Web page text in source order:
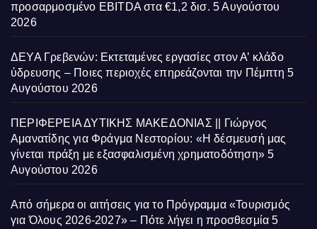
προσαρμοσμένο EBITDA στα €1,2 δισ. 5 Αυγούστου
2026
ΔΕΥΑ Γρεβενών: Εκτεταμένες εργασίες στον Α’ κλάδο
ύδρευσης – Ποιες περιοχές επηρεάζονται την Πέμπτη 5
Αυγούστου 2026
ΠΕΡΙΦΕΡΕΙΑ ΔΥΤΙΚΗΣ ΜΑΚΕΔΟΝΙΑΣ || Γιώργος
Αμανατίδης για Φράγμα Νεστορίου: «Η δέσμευσή μας
γίνεται πράξη με εξασφαλισμένη χρηματοδότηση» 5
Αυγούστου 2026
Από σήμερα οι αιτήσεις για το Πρόγραμμα «Τουρισμός
για Όλους 2026-2027» – Πότε λήγει η προσθεσμία 5